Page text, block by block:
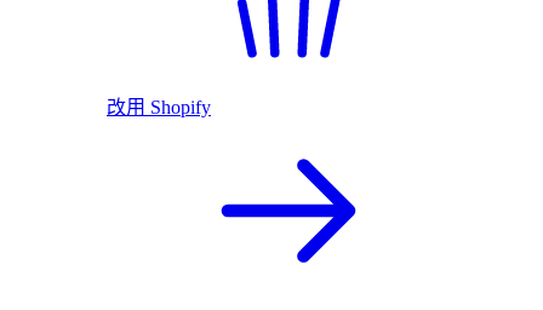
改用 Shopify